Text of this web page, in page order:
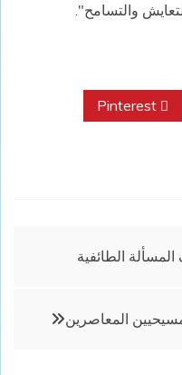
والتسامح".
الطائفية
المعاصرين